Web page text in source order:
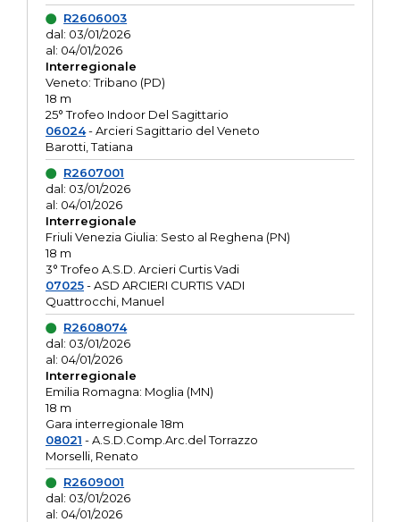
R2606003
dal: 03/01/2026
al: 04/01/2026
Interregionale
Veneto: Tribano (PD)
18 m
25° Trofeo Indoor Del Sagittario
06024- Arcieri Sagittario del Veneto
Barotti, Tatiana
R2607001
dal: 03/01/2026
al: 04/01/2026
Interregionale
Friuli Venezia Giulia: Sesto al Reghena (PN)
18 m
3° Trofeo A.S.D. Arcieri Curtis Vadi
07025- ASD ARCIERI CURTIS VADI
Quattrocchi, Manuel
R2608074
dal: 03/01/2026
al: 04/01/2026
Interregionale
Emilia Romagna: Moglia (MN)
18 m
Gara interregionale 18m
08021 - A.S.D.Comp.Arc.del Torrazzo
Morselli, Renato
R2609001
dal: 03/01/2026
al: 04/01/2026